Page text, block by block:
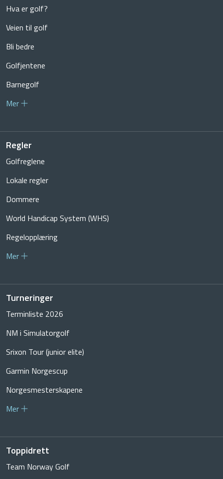
Hva er golf?
Veien til golf
Bli bedre
Golfjentene
Barnegolf
Mer
Regler
Golfreglene
Lokale regler
Dommere
World Handicap System (WHS)
Regelopplæring
Mer
Turneringer
Terminliste 2026
NM i Simulatorgolf
Srixon Tour (junior elite)
Garmin Norgescup
Norgesmesterskapene
Mer
Toppidrett
Team Norway Golf